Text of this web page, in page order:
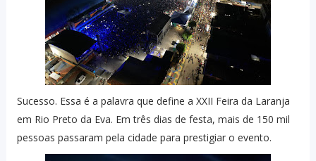
Sucesso. Essa é a palavra que define a XXII Feira da Laranja
em Rio Preto da Eva. Em três dias de festa, mais de 150 mil
pessoas passaram pela cidade para prestigiar o evento.